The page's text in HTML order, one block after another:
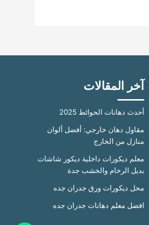
آخر المقالات
أحدث دهانات الحوائط 2025
مقاول دهان خارجي: أفضل ألوان
منازل من الخارج
معلم ديكورات داخلية ديكور شاشات
بديل الرخام والخشب جدة
محل ديكورات ورق جدران جده
افضل معلم دهانات جدران جده